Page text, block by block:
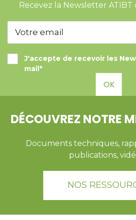
Recevez la Newsletter ATIBT
J'accepte de recevoir les
mail*
OK
DÉCOUVREZ NOTRE
Documents techniques,
publications,
NOS